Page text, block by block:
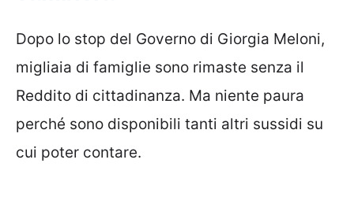
Dopo lo stop del Governo di Giorgia Meloni,
migliaia di famiglie sono rimaste senza il
Reddito di cittadinanza. Ma niente paura
perché sono disponibili tanti altri sussidi su
cui poter contare.